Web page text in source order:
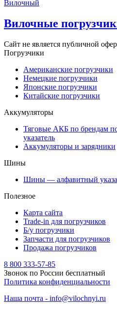
Вилочный
Вилочные
Сайт не является публичной
Погрузчики
Американские погрузчики
Немецкие погрузчики
Японские погрузчики
Китайские погрузчики
Аккумуляторы
Тяговые АКБ по брендам
указатель
Аккумуляторы и зарядники
Шины
Шины — алфавитный
Полезное
Карта сайта
Trade-in для погрузчиков
Б/у погрузчики
Запчасти для погрузчиков
Продажа погрузчиков
8 800 333-57-85
Звонок по России бесплатный
Политика конфиденциальности
Наша почта - info@vilochnyi.ru